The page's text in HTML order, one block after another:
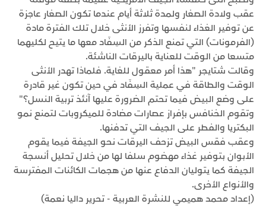
عقب ولادة الصغار ولمدة ثلاثة أيام عندما تكون الصغار عاجزة
عن توفير الغذاء لنفسها وتفرز الأنثى خلال تلك الفترة مادة
(الفرمونات) التي تمنع الذكر من السِفَاد معها ما يتيح لكليهما
متسعا من الوقت للعناية باليرقات الناشئة.
وقالت شتايجر "هذا أمر معقول للغاية. فلماذا تهدر الأنثى
الوقت والطاقة في عملية السِفَاد في حين تكون غير قادرة
على وضع البيض فيما تحتم الضرورة عليها آنئذ تربية النسل؟"
وتقوم الخنافس بإفراز عصارات مضادة للميكروبات لتمنع نمو
البكتريا والفطر على الجيف التي تدفنها.
وعقب فقس البيض تزحف اليرقات نحو الجيفة فيما يقوم
الأبوان بتوفير غذاء مهضوم سلفا لها من خلال تحليل أنسجة
الجيفة كما يتوليان الدفاع عنها من هجمات الكائنات المفترسة
والأنواع الأخرى.
(إعداد محمد هميمي للنشرة العربية - تحرير داليا نعمة)